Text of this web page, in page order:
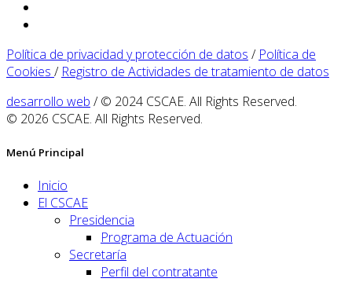
Política de privacidad y protección de datos / Política de
Cookies / Registro de Actividades de tratamiento de datos
desarrollo web / © 2024 CSCAE. All Rights Reserved.
© 2026 CSCAE. All Rights Reserved.
Menú Principal
Inicio
El CSCAE
Presidencia
Programa de Actuación
Secretaría
Perfil del contratante